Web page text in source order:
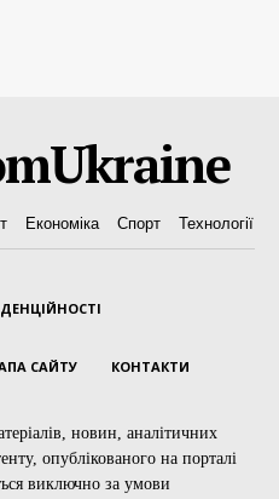
Економіка Спорт Технології
САЙТУ КОНТАКТИ
новин, аналітичних
опублікованого на порталі
виключно за умови